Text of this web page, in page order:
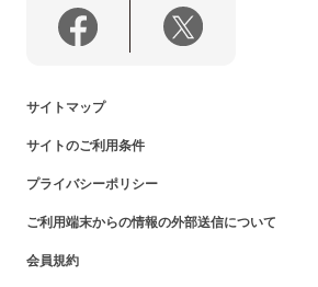
サイトマップ
サイトのご利用条件
プライバシーポリシー
ご利用端末からの情報の外部送信について
会員規約